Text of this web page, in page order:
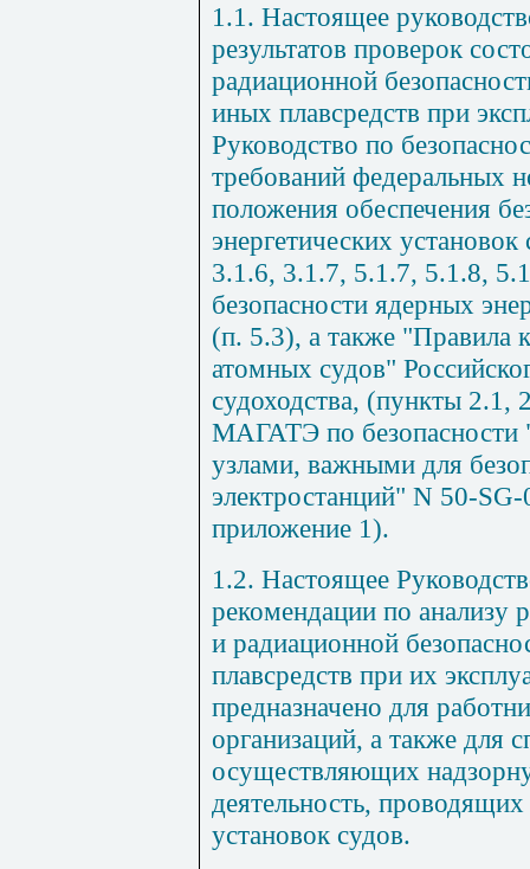
1.1. Настоящее
результатов проверок
радиационной
иных плавсредств при
Руководство по
требований федеральных
положения обеспечения
энергетических
3.1.6, 3.1.7, 5.1.7, 5.1.8,
безопасности ядерных
(п. 5.3), а также "Правила
атомных судов"
судоходства, (пункты 2.1,
МАГАТЭ по безопасности
узлами, важными для
электростанций" N 50-
приложение 1).
1.2. Настоящее
рекомендации по анализу
и радиационной
плавсредств при их
предназначено для
организаций, а также для
осуществляющих
деятельность,
установок судов.